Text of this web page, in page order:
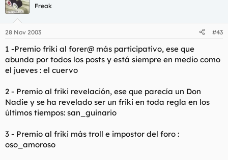
Freak
28 Nov 2003 #43
1 -Premio friki al forer@ más participativo, ese que
abunda por todos los posts y está siempre en medio como
el jueves : el cuervo
2 - Premio al friki revelación, ese que parecía un Don
Nadie y se ha revelado ser un friki en toda regla en los
últimos tiempos: san_guinario
3 - Premio al friki más troll e impostor del foro :
oso_amoroso